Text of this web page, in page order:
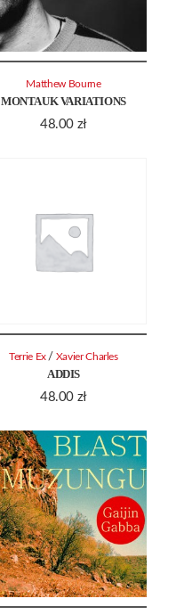
MONTAUK VARIATIONS
48.00 zł
Matthew Bourne
ADDIS
48.00 zł
Terrie Ex / Xavier Charles